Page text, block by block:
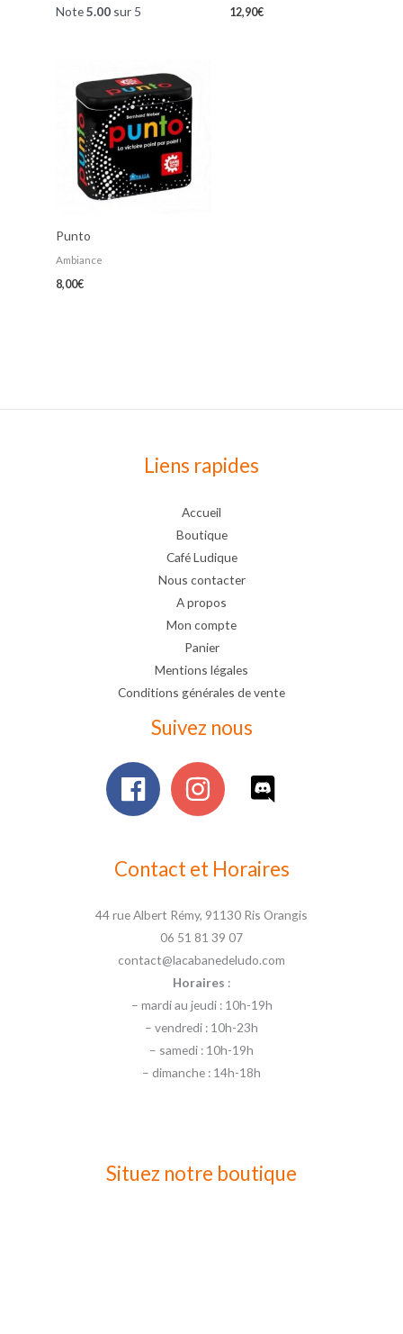
Note5.00 sur 5 12,90€
Punto
Ambiance
8,00€
Liens rapides
Accueil
Boutique
Café Ludique
Nous contacter
A propos
Mon compte
Panier
Mentions légales
Conditions générales de vente
Suivez nous
Contact et Horaires
44 rue Albert Rémy, 91130 Ris Orangis
06 51 81 39 07
contact@lacabanedeludo.com
Horaires :
– mardi au jeudi : 10h-19h
– vendredi : 10h-23h
– samedi : 10h-19h
– dimanche : 14h-18h
Situez notre boutique